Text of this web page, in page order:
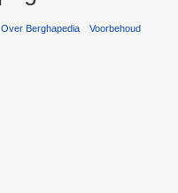
Over Berghapedia Voorbehoud